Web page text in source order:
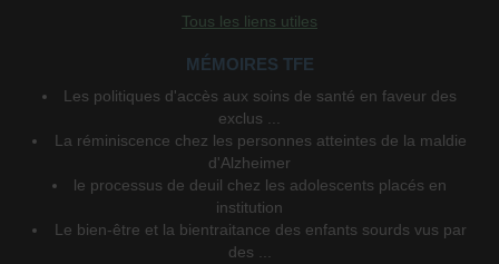
Tous les liens utiles
MÉMOIRES TFE
Les politiques d'accès aux soins de santé en faveur des
exclus ...
La réminiscence chez les personnes atteintes de la maldie
d'Alzheimer
le processus de deuil chez les adolescents placés en
institution
Le bien-être et la bientraitance des enfants sourds vus par
des ...